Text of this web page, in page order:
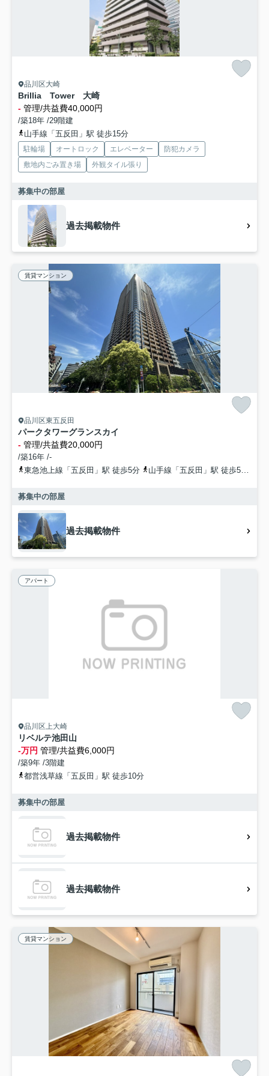
品川区大崎
Brillia Tower 大崎
- 管理/共益費40,000円
/築18年 /29階建
山手線「五反田」駅 徒歩15分
駐輪場 オートロック エレベーター
防犯カメラ
敷地内ごみ置き場
外観タイル張り
募集中の部屋
過去掲載物件
賃貸マンション
品川区東五反田
パークタワーグランスカイ
- 管理/共益費20,000円
/築16年 /-
東急池上線「五反田」駅 徒歩5分
山手線「五反田」駅 徒歩5分
募集中の部屋
過去掲載物件
アパート
品川区上大崎
リベルテ池田山
-万円 管理/共益費6,000円
/築9年 /3階建
都営浅草線「五反田」駅 徒歩10分
募集中の部屋
過去掲載物件
過去掲載物件
賃貸マンション